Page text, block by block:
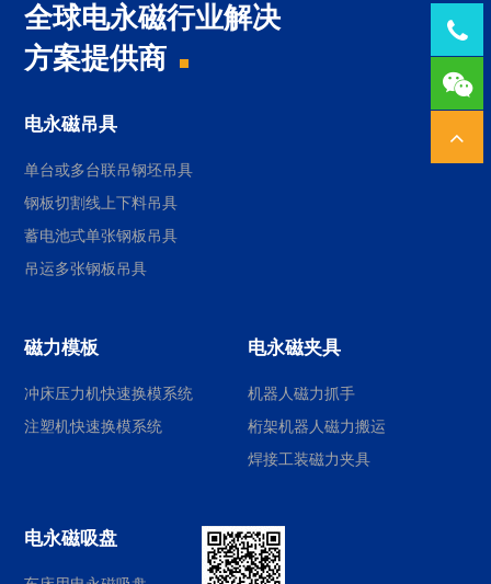
全球电永磁行业解决
方案提供商
电永磁吊具
单台或多台联吊钢坯吊具
钢板切割线上下料吊具
蓄电池式单张钢板吊具
吊运多张钢板吊具
磁力模板
冲床压力机快速换模系统
注塑机快速换模系统
电永磁夹具
机器人磁力抓手
桁架机器人磁力搬运
焊接工装磁力夹具
电永磁吸盘
Tel：